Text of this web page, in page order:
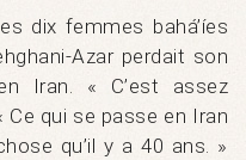
dix femmes bahá’íes
Azar perdait son
Iran. « C’est assez
qui se passe en Iran
qu’il y a 40 ans. »